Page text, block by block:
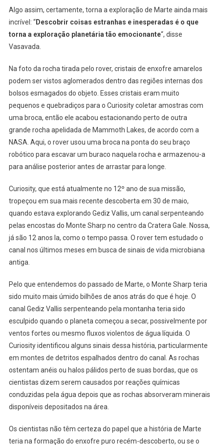
Algo assim, certamente, torna a exploração de Marte ainda mais
incrível: “Descobrir coisas estranhas e inesperadas é o que
torna a exploração planetária tão emocionante“, disse
Vasavada.
Na foto da rocha tirada pelo rover, cristais de enxofre amarelos
podem ser vistos aglomerados dentro das regiões internas dos
bolsos esmagados do objeto. Esses cristais eram muito
pequenos e quebradiços para o Curiosity coletar amostras com
uma broca, então ele acabou estacionando perto de outra
grande rocha apelidada de Mammoth Lakes, de acordo com a
NASA. Aqui, o rover usou uma broca na ponta do seu braço
robótico para escavar um buraco naquela rocha e armazenou-a
para análise posterior antes de arrastar para longe.
Curiosity, que está atualmente no 12º ano de sua missão,
tropeçou em sua mais recente descoberta em 30 de maio,
quando estava explorando Gediz Vallis, um canal serpenteando
pelas encostas do Monte Sharp no centro da Cratera Gale. Nossa,
já são 12 anos la, como o tempo passa. O rover tem estudado o
canal nos últimos meses em busca de sinais de vida microbiana
antiga.
Pelo que entendemos do passado de Marte, o Monte Sharp teria
sido muito mais úmido bilhões de anos atrás do que é hoje. O
canal Gediz Vallis serpenteando pela montanha teria sido
esculpido quando o planeta começou a secar, possivelmente por
ventos fortes ou mesmo fluxos violentos de água líquida. O
Curiosity identificou alguns sinais dessa história, particularmente
em montes de detritos espalhados dentro do canal. As rochas
ostentam anéis ou halos pálidos perto de suas bordas, que os
cientistas dizem serem causados ​​por reações químicas
conduzidas pela água depois que as rochas absorveram minerais
disponíveis depositados na área.
Os cientistas não têm certeza do papel que a história de Marte
teria na formação do enxofre puro recém-descoberto, ou se o